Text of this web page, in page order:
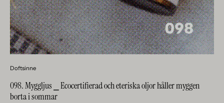
Doftsinne
098. Myggljus ⎯ Ecocertifierad och eteriska oljor håller myggen
borta i sommar